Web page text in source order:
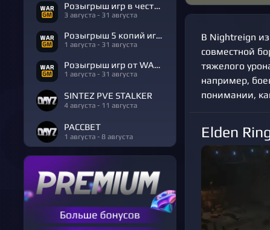
Розыгрыш игр в честь Дня Рождения
3 августа - 31 августа
Розыгрыш 5 копий игры R.E.P.O.
1 августа - 31 августа
Розыгрыш игр от WARGM
1 августа - 31 августа
SINTEZ PVE STALKER
4 августа - 11 августа
РАССВЕТ
1 августа - 8 августа
В Nightreign из
совместной
тяжелого
например,
понимании,
Elden